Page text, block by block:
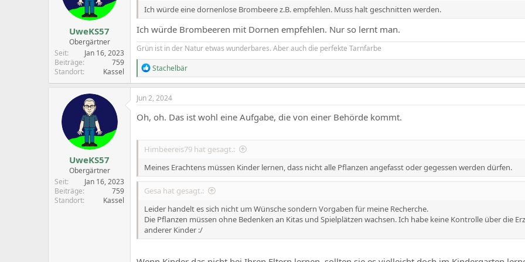
s
UweKS57
Obergärtner
Seit
Jan 16, 2023
Beiträge
759
Standort
Kassel
Ich würde eine dornenlose Brombeere z.B. empfehlen. Muss halt geschnitten werden.
Ich würde Brombeeren mit Dornen empfehlen. Nur so lernt man.
Grün ist in der Natur etwas wunderbares. Aber auch die perfekte Tarnfarbe
R
e
a
t
o
:
Stachelbär
UweKS57
Obergärtner
Seit
Jan 16, 2023
Beiträge
759
Standort
Kassel
Jun 2, 2024
Oh, oh. Das ist wohl eine Aufgabe, die von einer Behörde kommt.
Himbeereis79 hat gesagt.:
Meines Erachtens müssen Kinder lernen, dass nicht alle Pflanzen angefasst oder gegessen werden dürfen.
Gesa hat gesagt.:
Leider handelt es sich nicht um Wünsche sondern Vorgaben für meine Recherche.
Die Pflanzen müssen ohne Bedenken an Kitas und Spielplätzen wachsen. Ich habe keine Kontrolle über die
anderer Kinder :/